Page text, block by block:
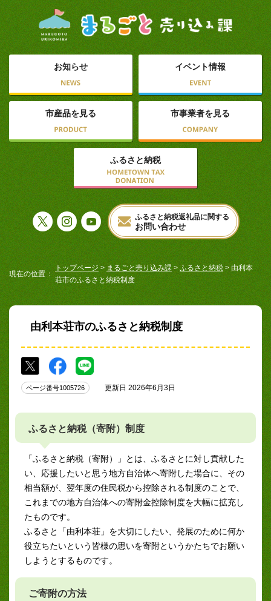
お知らせ イベント情報
市産品を見る 市事業者を見る
ふるさと納税
ふるさと納税返礼品に関する
お問い合わせ
現在の位置
トップページ > まるごと売り込み課 > ふるさと納税 > 由利本
荘市のふるさと納税制度
由利本荘市のふるさと納税制度
ページ番号1005726 更新日 2026年6月3日
ふるさと納税（寄附）制度
「ふるさと納税（寄附）」とは、ふるさとに対し貢献した
い、応援したいと思う地方自治体へ寄附した場合に、その
相当額が、翌年度の住民税から控除される制度のことで、
これまでの地方自治体への寄附金控除制度を大幅に拡充し
たものです。
ふるさと「由利本荘」を大切にしたい、発展のために何か
役立ちたいという皆様の思いを寄附というかたちでお願い
しようとするものです。
ご寄附の方法